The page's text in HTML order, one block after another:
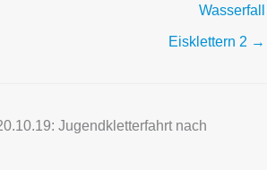
Wasserfall
Eisklettern 2 →
Jugendkletterfahrt nach